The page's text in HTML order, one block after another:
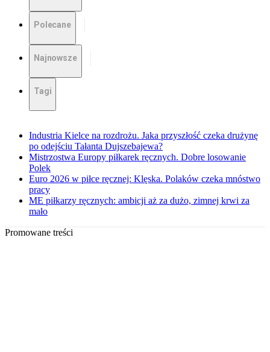
Polecane
Najnowsze
Tagi
Industria Kielce na rozdrożu. Jaka przyszłość czeka drużynę
po odejściu Tałanta Dujszebajewa?
Mistrzostwa Europy piłkarek ręcznych. Dobre losowanie
Polek
Euro 2026 w piłce ręcznej: Klęska. Polaków czeka mnóstwo
pracy
ME piłkarzy ręcznych: ambicji aż za dużo, zimnej krwi za
mało
Promowane treści